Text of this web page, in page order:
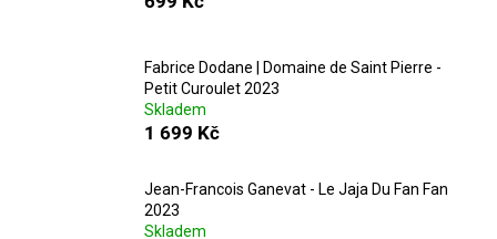
Fabrice Dodane | Domaine de Saint Pierre -
Petit Curoulet 2023
Skladem
1 699 Kč
Jean-Francois Ganevat - Le Jaja Du Fan Fan
2023
Skladem